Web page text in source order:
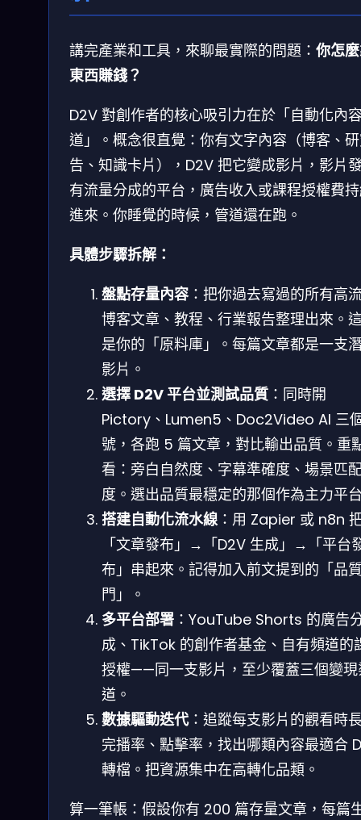
講完產業和工具，來聊最實際的問題： 你怎
東西賺錢？
D2V 對創作者的核心吸引力在於「自動化內
道」。概念很直覺：你有文字內容（博客、
告、知識卡片），D2V 把它變成影片，影片
有流量分成的平台，廣告收入或課程授權費
進來。你睡覺的時候，管道還在跑。
具體步驟拆解：
盤點存量內容 ：把你過去寫過的所有高
博客文章、教程、行業報告整理出來。
是你的「原料庫」。每篇文章都是一支
影片。
選擇 D2V 平台並測試品質 ：同時開
Pictory、Lumen5、Doc2Video AI 三
號，各跑 5 篇文章，對比輸出品質。重
看：旁白自然度、字幕準確度、場景匹
度。選出品質最穩定的那個作為主力平
搭建自動化流水線：用 Zapier 或 n8n
「文章發布」→「D2V 生成」→「平台
布」串起來。記得加入前文提到的「品
門」。
多平台部署 ：YouTube Shorts 的廣告
成、TikTok 的創作者基金、自有頻道的
授權——同一支影片，至少覆蓋三個變現
道。
數據驅動迭代：追蹤每支影片的觀看時
完播率、點擊率，找出哪類內容最適合
轉檔。把資源集中在高轉化品類。
算一筆帳：假設你有 200 篇存量文章，每篇